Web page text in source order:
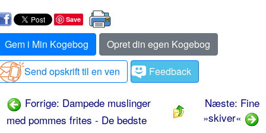
Save
Gem i Min Kogebog
Opret din egen Kogebog
Send opskrift til en ven
Feedback
Forrige: Dampede muslinger
med pommes frites - De bedste
Næste: Fine
»skiver«